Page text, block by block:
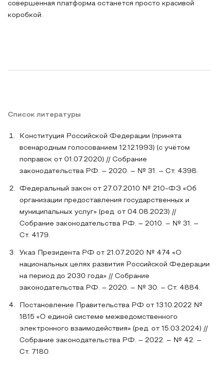
совершенная платформа останется просто красивой
коробкой.
Список литературы
Конституция Российской Федерации (принята
всенародным голосованием 12.12.1993) (с учётом
поправок от 01.07.2020) // Собрание
законодательства РФ. – 2020. – № 31. – Ст. 4398.
Федеральный закон от 27.07.2010 № 210-ФЗ «Об
организации предоставления государственных и
муниципальных услуг» (ред. от 04.08.2023) //
Собрание законодательства РФ. – 2010. – № 31. –
Ст. 4179.
Указ Президента РФ от 21.07.2020 № 474 «О
национальных целях развития Российской Федерации
на период до 2030 года» // Собрание
законодательства РФ. – 2020. – № 30. – Ст. 4884.
Постановление Правительства РФ от 13.10.2022 №
1815 «О единой системе межведомственного
электронного взаимодействия» (ред. от 15.03.2024) //
Собрание законодательства РФ. – 2022. – № 42. –
Ст. 7180.